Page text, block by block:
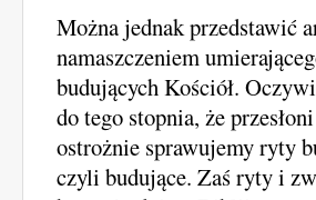
Można jednak przedstawić
namaszczeniem
budujących Kościół.
do tego stopnia, że
ostrożnie sprawujemy ryty
czyli budujące. Zaś ryty i